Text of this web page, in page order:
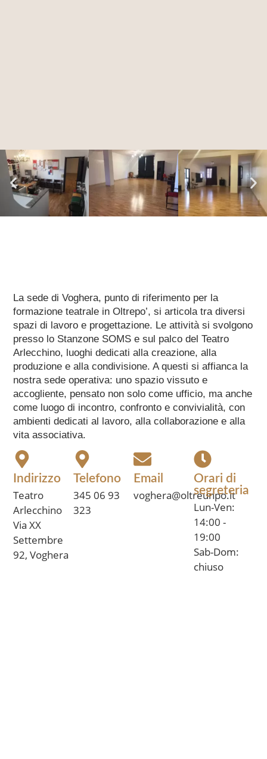
La sede di Voghera, punto di riferimento per la
formazione teatrale in Oltrepo’, si articola tra diversi
spazi di lavoro e progettazione. Le attività si svolgono
presso lo Stanzone SOMS e sul palco del Teatro
Arlecchino, luoghi dedicati alla creazione, alla
produzione e alla condivisione. A questi si affianca la
nostra sede operativa: uno spazio vissuto e
accogliente, pensato non solo come ufficio, ma anche
come luogo di incontro, confronto e convivialità, con
ambienti dedicati al lavoro, alla collaborazione e alla
vita associativa.
Indirizzo
Teatro
Arlecchino
Via XX
Settembre
92, Voghera
Telefono
345 06 93
323
Email
voghera@oltreunpo.it
Orari di
segreteria
Lun-Ven:
14:00 -
19:00
Sab-Dom:
chiuso